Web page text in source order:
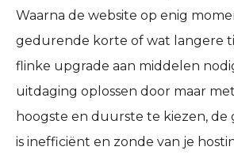
Waarna de website op enig
gedurende korte of wat langere
flinke upgrade aan middelen
uitdaging oplossen door maar
hoogste en duurste te kiezen, de
is inefficiënt en zonde van je